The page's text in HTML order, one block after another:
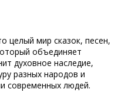
целый мир сказок, песен,
объединяет
духовное наследие,
разных народов и
современных людей.